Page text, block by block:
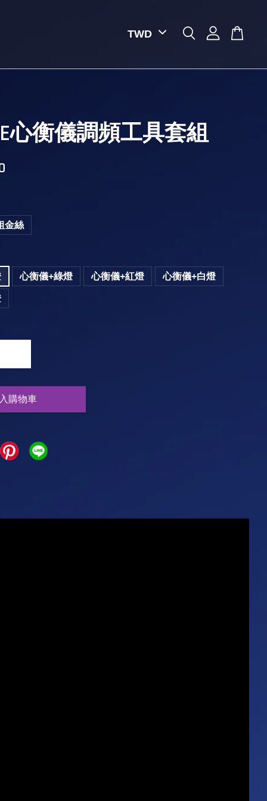
心衡儀調頻工具套組
金絲
心衡儀+綠燈 心衡儀+紅燈 心衡儀+白燈
購物車